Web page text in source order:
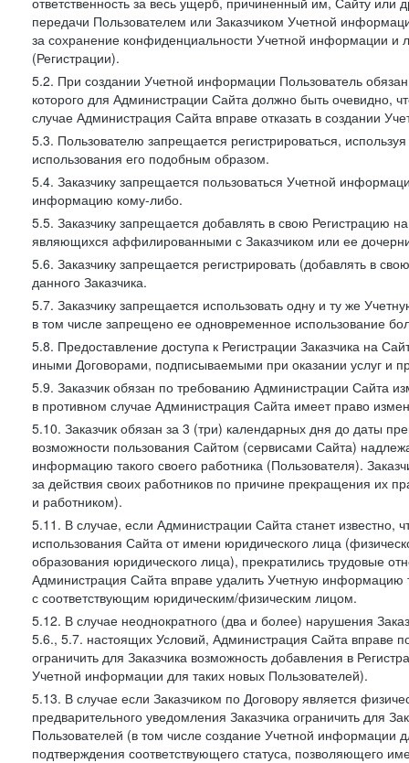
передачи Пользователем или Заказчиком Учетной
за сохранение конфиденциальности Учетной информации
(Регистрации).
5.2. При создании Учетной информации Пользователь
которого для Администрации Сайта должно быть очевидно,
случае Администрация Сайта вправе отказать в создании
5.3. Пользователю запрещается регистрироваться,
использования его подобным образом.
5.4. Заказчику запрещается пользоваться Учетной
информацию кому-либо.
5.5. Заказчику запрещается добавлять в свою Регистрацию
являющихся аффилированными с Заказчиком или ее
5.6. Заказчику запрещается регистрировать (добавлять в
данного Заказчика.
5.7. Заказчику запрещается использовать одну и ту же
в том числе запрещено ее одновременное использование
5.8. Предоставление доступа к Регистрации Заказчика на
иными Договорами, подписываемыми при оказании услуг и
5.9. Заказчик обязан по требованию Администрации Сайта
в противном случае Администрация Сайта имеет право
5.10. Заказчик обязан за 3 (три) календарных дня до даты
возможности пользования Сайтом (сервисами Сайта)
информацию такого своего работника (Пользователя).
за действия своих работников по причине прекращения их
и работником).
5.11. В случае, если Администрации Сайта станет
использования Сайта от имени юридического лица
образования юридического лица), прекратились трудовые
Администрация Сайта вправе удалить Учетную информацию
с соответствующим юридическим/физическим лицом.
5.12. В случае неоднократного (два и более) нарушения
5.6., 5.7. настоящих Условий, Администрация Сайта вправе
ограничить для Заказчика возможность добавления в
Учетной информации для таких новых Пользователей).
5.13. В случае если Заказчиком по Договору является
предварительного уведомления Заказчика ограничить для
Пользователей (в том числе создание Учетной информации
подтверждения соответствующего статуса, позволяющего